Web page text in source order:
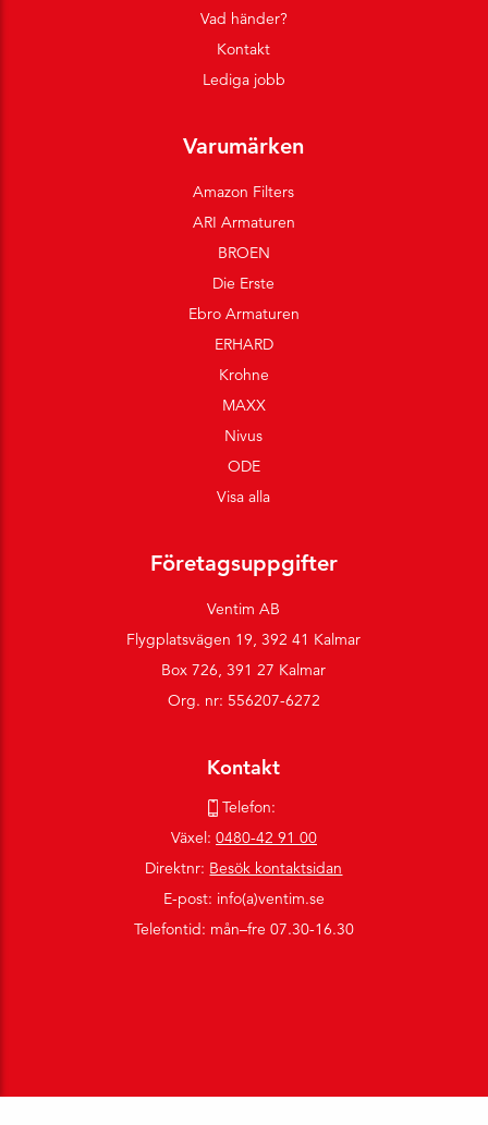
Vad händer?
Kontakt
Lediga jobb
Varumärken
Amazon Filters
ARI Armaturen
BROEN
Die Erste
Ebro Armaturen
ERHARD
Krohne
MAXX
Nivus
ODE
Visa alla
Företagsuppgifter
Ventim AB
Flygplatsvägen 19, 392 41 Kalmar
Box 726, 391 27 Kalmar
Org. nr: 556207-6272
Kontakt
Telefon:
Växel: 0480-42 91 00
Direktnr: Besök kontaktsidan
E-post: info(a)ventim.se
Telefontid: mån–fre 07.30-16.30